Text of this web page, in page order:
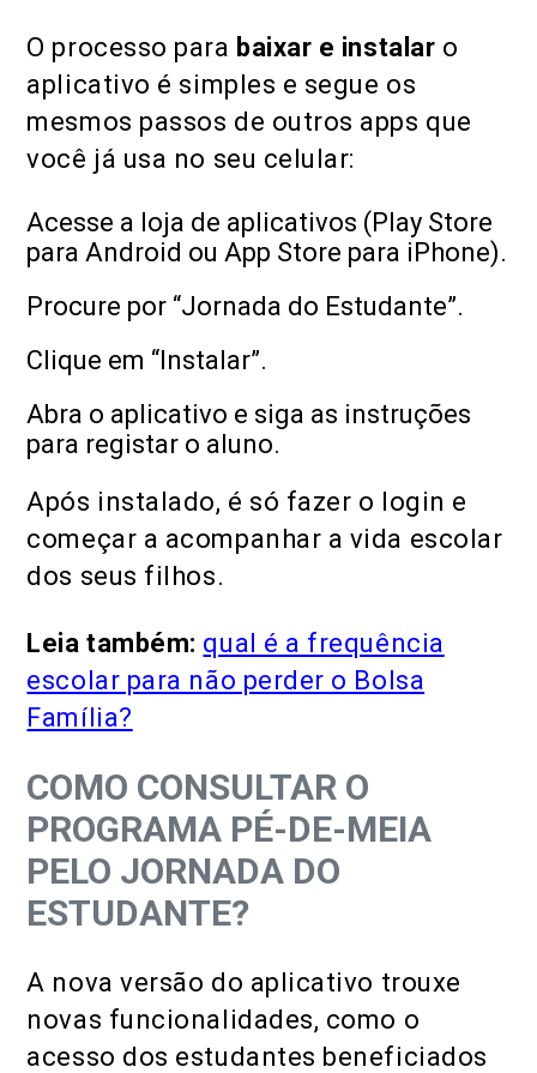
O processo para baixar e instalar o
aplicativo é simples e segue os
mesmos passos de outros apps que
você já usa no seu celular:
Acesse a loja de aplicativos (Play Store
para Android ou App Store para iPhone).
Procure por “Jornada do Estudante”.
Clique em “Instalar”.
Abra o aplicativo e siga as instruções
para registar o aluno.
Após instalado, é só fazer o login e
começar a acompanhar a vida escolar
dos seus filhos.
Leia também: qual é a frequência
escolar para não perder o Bolsa
Família?
COMO CONSULTAR O
PROGRAMA PÉ-DE-MEIA
PELO JORNADA DO
ESTUDANTE?
A nova versão do aplicativo trouxe
novas funcionalidades, como o
acesso dos estudantes beneficiados